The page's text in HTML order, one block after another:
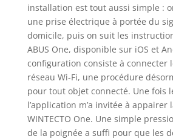
installation est tout aussi simple :
une prise électrique à portée du
domicile, puis on suit les
ABUS One, disponible sur iOS et
configuration consiste à connecter
réseau Wi-Fi, une procédure
pour tout objet connecté. Une fois
l’application m’a invitée à appairer
WINTECTO One. Une simple
de la poignée a suffi pour que les